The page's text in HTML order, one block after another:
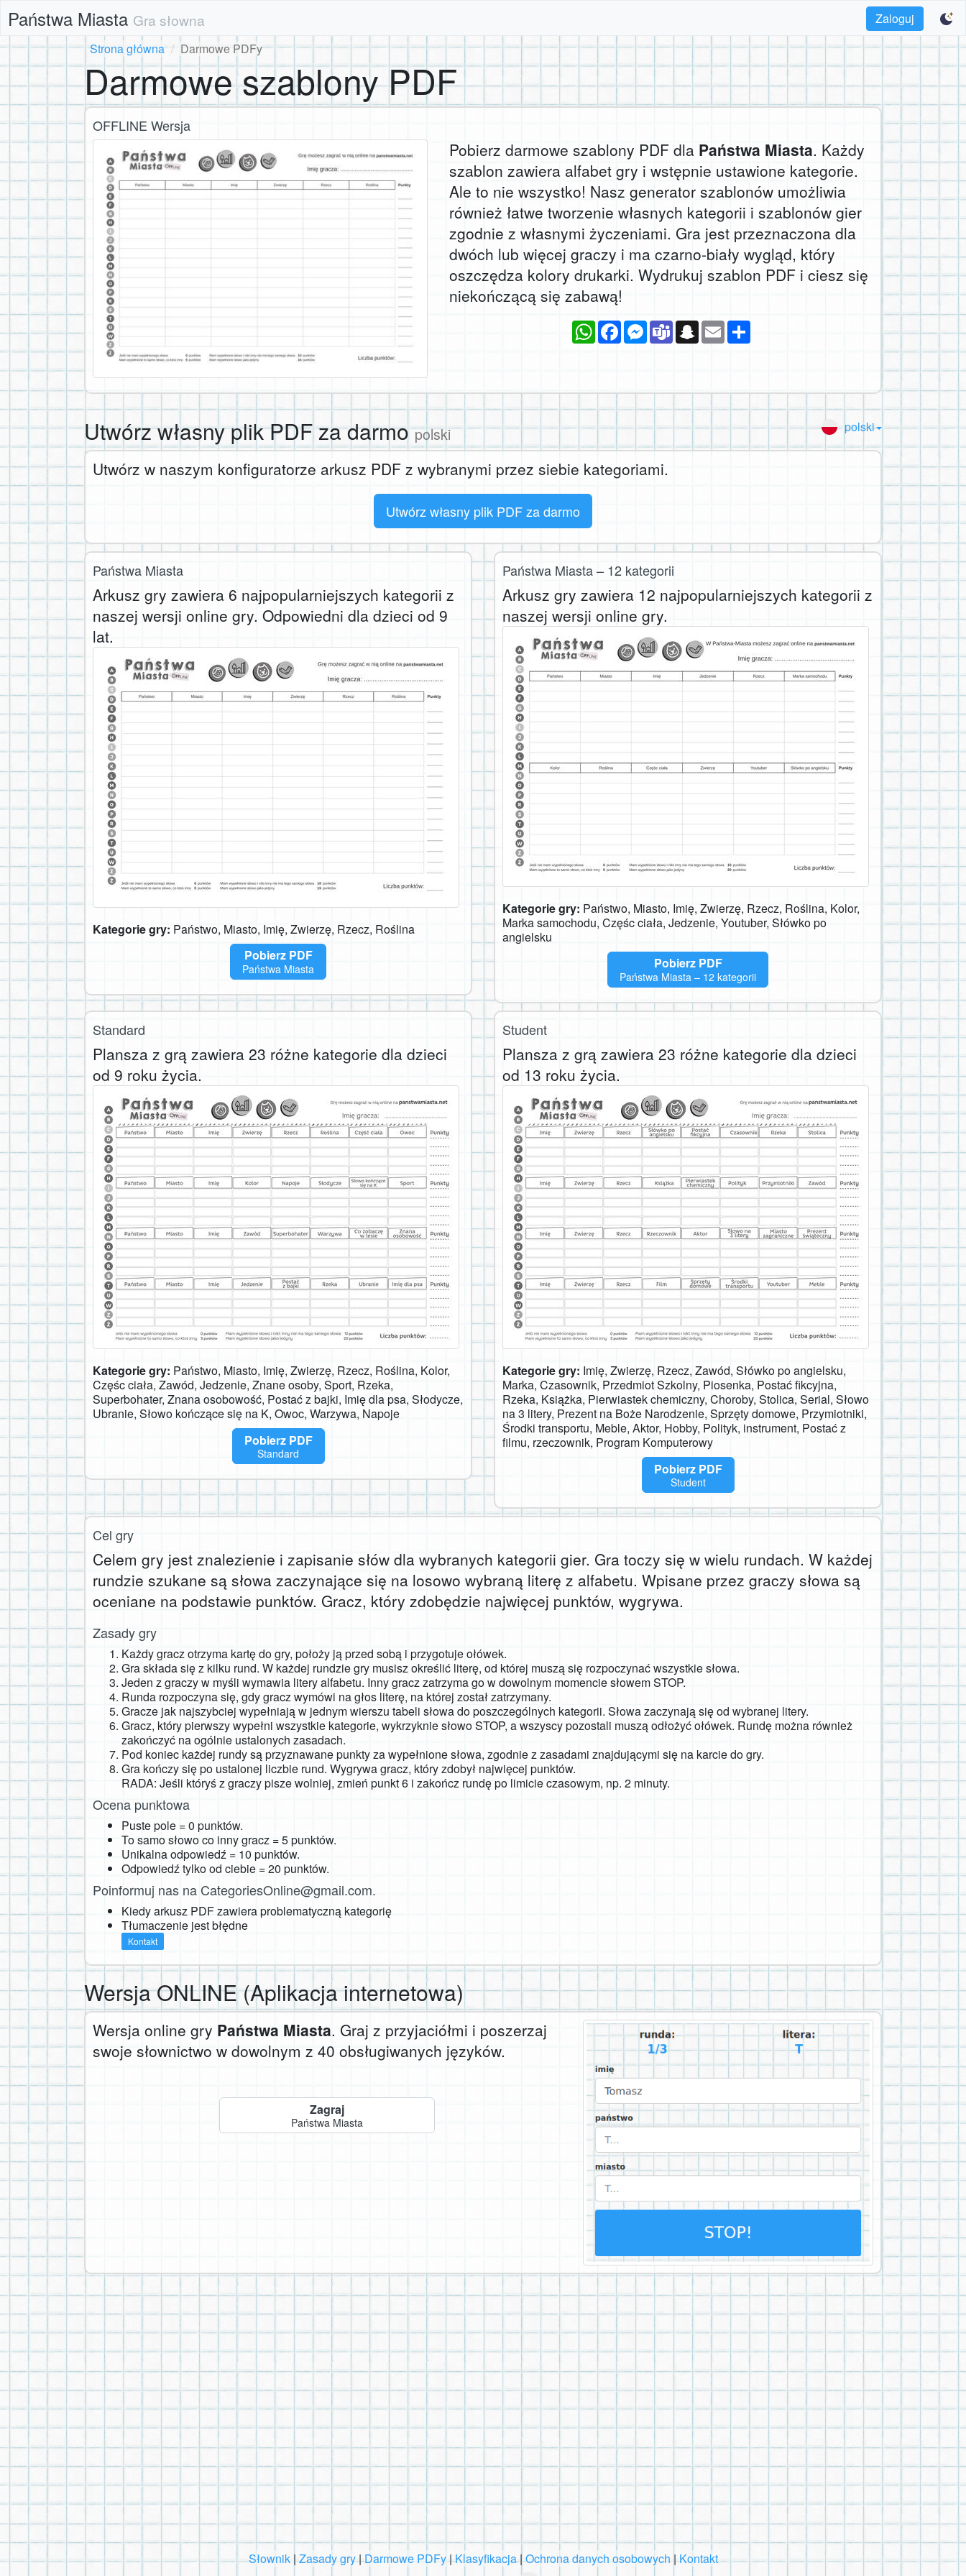
Państwa Miasta Gra słowna
Zaloguj
Strona główna
Darmowe PDFy
Darmowe szablony PDF
OFFLINE Wersja
Pobierz darmowe szablony PDF dla Państwa Miasta. Każdy
szablon zawiera alfabet gry i wstępnie ustawione kategorie.
Ale to nie wszystko! Nasz generator szablonów umożliwia
również łatwe tworzenie własnych kategorii i szablonów gier
zgodnie z własnymi życzeniami. Gra jest przeznaczona dla
dwóch lub więcej graczy i ma czarno-biały wygląd, który
oszczędza kolory drukarki. Wydrukuj szablon PDF i ciesz się
niekończącą się zabawą!
WhatsAppFacebookMessenger
TeamsSnapchat
Email
Utwórz własny plik PDF za darmopolski polski
Utwórz w naszym konfiguratorze arkusz PDF z wybranymi przez siebie kategoriami.
Utwórz własny plik PDF za darmo
Państwa Miasta
Arkusz gry zawiera 6 najpopularniejszych kategorii z
naszej wersji online gry. Odpowiedni dla dzieci od 9
lat.
Kategorie gry: Państwo, Miasto, Imię, Zwierzę, Rzecz, Roślina
Pobierz PDF
Państwa Miasta
Państwa Miasta – 12 kategorii
Arkusz gry zawiera 12 najpopularniejszych kategorii z
naszej wersji online gry.
Kategorie gry: Państwo, Miasto, Imię, Zwierzę, Rzecz, Roślina, Kolor,
Marka samochodu, Częśc ciała, Jedzenie, Youtuber, Słówko po
angielsku
Pobierz PDF
Państwa Miasta – 12 kategorii
Standard
Plansza z grą zawiera 23 różne kategorie dla dzieci
od 9 roku życia.
Kategorie gry: Państwo, Miasto, Imię, Zwierzę, Rzecz, Roślina, Kolor,
Częśc ciała, Zawód, Jedzenie, Znane osoby, Sport, Rzeka,
Superbohater, Znana osobowość, Postać z bajki, Imię dla psa, Słodycze,
Ubranie, Słowo kończące się na K, Owoc, Warzywa, Napoje
Pobierz PDF
Standard
Student
Plansza z grą zawiera 23 różne kategorie dla dzieci
od 13 roku życia.
Kategorie gry: Imię, Zwierzę, Rzecz, Zawód, Słówko po angielsku,
Marka, Czasownik, Przedmiot Szkolny, Piosenka, Postać fikcyjna,
Rzeka, Książka, Pierwiastek chemiczny, Choroby, Stolica, Serial, Słowo
na 3 litery, Prezent na Boże Narodzenie, Sprzęty domowe, Przymiotniki,
Środki transportu, Meble, Aktor, Hobby, Polityk, instrument, Postać z
filmu, rzeczownik, Program Komputerowy
Pobierz PDF
Student
Cel gry
Celem gry jest znalezienie i zapisanie słów dla wybranych kategorii gier. Gra toczy się w wielu rundach. W każdej
rundzie szukane są słowa zaczynające się na losowo wybraną literę z alfabetu. Wpisane przez graczy słowa są
oceniane na podstawie punktów. Gracz, który zdobędzie najwięcej punktów, wygrywa.
Zasady gry
Każdy gracz otrzyma kartę do gry, położy ją przed sobą i przygotuje ołówek.
Gra składa się z kilku rund. W każdej rundzie gry musisz określić literę, od której muszą się rozpoczynać wszystkie słowa.
Jeden z graczy w myśli wymawia litery alfabetu. Inny gracz zatrzyma go w dowolnym momencie słowem STOP.
Runda rozpoczyna się, gdy gracz wymówi na głos literę, na której został zatrzymany.
Gracze jak najszybciej wypełniają w jednym wierszu tabeli słowa do poszczególnych kategorii. Słowa zaczynają się od wybranej litery.
Gracz, który pierwszy wypełni wszystkie kategorie, wykrzyknie słowo STOP, a wszyscy pozostali muszą odłożyć ołówek. Rundę można również
zakończyć na ogólnie ustalonych zasadach.
Pod koniec każdej rundy są przyznawane punkty za wypełnione słowa, zgodnie z zasadami znajdującymi się na karcie do gry.
Gra kończy się po ustalonej liczbie rund. Wygrywa gracz, który zdobył najwięcej punktów.
RADA: Jeśli któryś z graczy pisze wolniej, zmień punkt 6 i zakończ rundę po limicie czasowym, np. 2 minuty.
Ocena punktowa
Puste pole = 0 punktów.
To samo słowo co inny gracz = 5 punktów.
Unikalna odpowiedź = 10 punktów.
Odpowiedź tylko od ciebie = 20 punktów.
Poinformuj nas na CategoriesOnline@gmail.com.
Kiedy arkusz PDF zawiera problematyczną kategorię
Tłumaczenie jest błędne
Kontakt
Wersja ONLINE(Aplikacja internetowa)
Wersja online gry Państwa Miasta. Graj z przyjaciółmi i poszerzaj
swoje słownictwo w dowolnym z 40 obsługiwanych języków.
Zagraj
Państwa Miasta
Słownik|Zasady gry|Darmowe PDFy|Klasyfikacja|Ochrona danych osobowych|Kontakt